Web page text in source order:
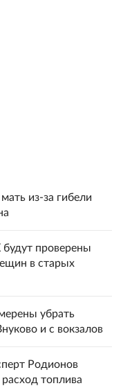
из-за гибели
проверены
в старых
убрать
и с вокзалов
Родионов
расход топлива